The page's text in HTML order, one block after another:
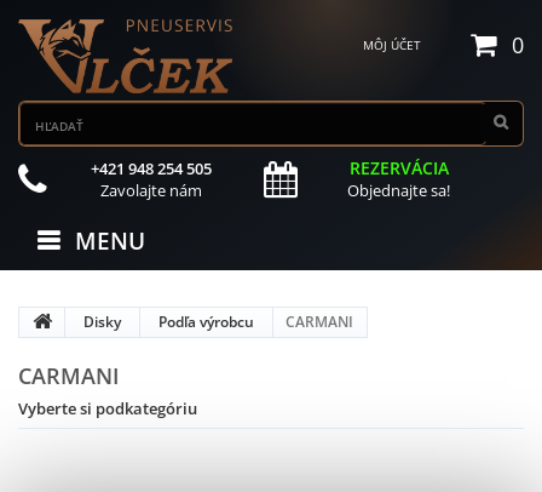
0
MÔJ ÚČET
+421 948 254 505
Zavolajte nám
REZERVÁCIA
Objednajte sa!
MENU
Disky Podľa výrobcu CARMANI
CARMANI
Vyberte si podkategóriu